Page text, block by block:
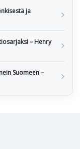
ja
– Henry
Suomeen –